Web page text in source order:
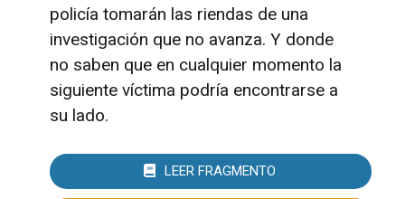
policía tomarán las riendas de una
investigación que no avanza. Y donde
no saben que en cualquier momento la
siguiente víctima podría encontrarse a
su lado.
LEER FRAGMENTO